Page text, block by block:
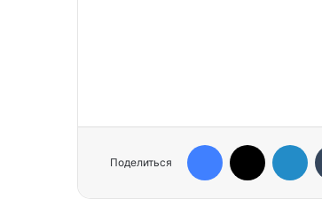
Поделиться